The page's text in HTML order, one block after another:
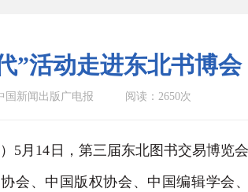
”活动走进东北书博会
国新闻出版广电报 阅读：2650次
5月14日，第三届东北图书交易博览
会、中国版权协会、中国编辑学会